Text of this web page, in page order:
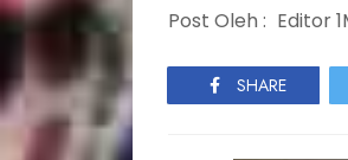
Post Oleh : Editor
SHARE